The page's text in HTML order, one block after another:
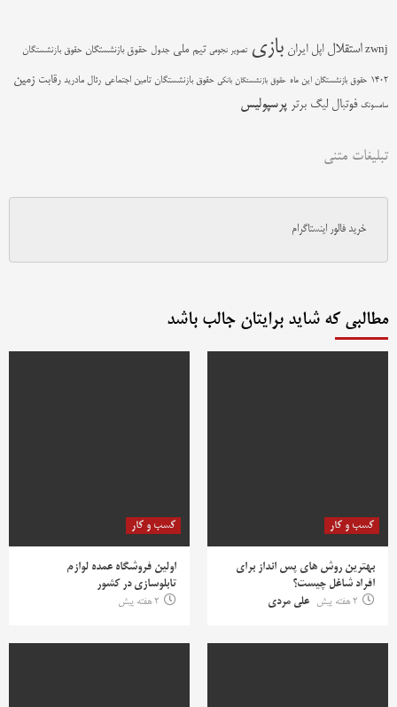
zwnj استقلال اپل ایران بازی تصویر نجومی تیم ملی جدول حقوق بازنشستگان حقوق بازنشستگان
1402 حقوق بازنشستگان این ماه حقوق بازنشستگان بانکی حقوق بازنشستگان تامین اجتماعی رئال مادرید رقابت زمین
سامسونگ فوتبال لیگ برتر پرسپولیس
تبلیغات متنی
خرید فالور اینستاگرام
مطالبی که شاید برایتان جالب باشد
کسب و کار
بهترین روش‌ های پس‌ انداز برای
افراد شاغل چیست؟
2 هفته پیش
علی مردی
کسب و کار
اولین فروشگاه عمده لوازم
تابلوسازی در کشور
2 هفته پیش